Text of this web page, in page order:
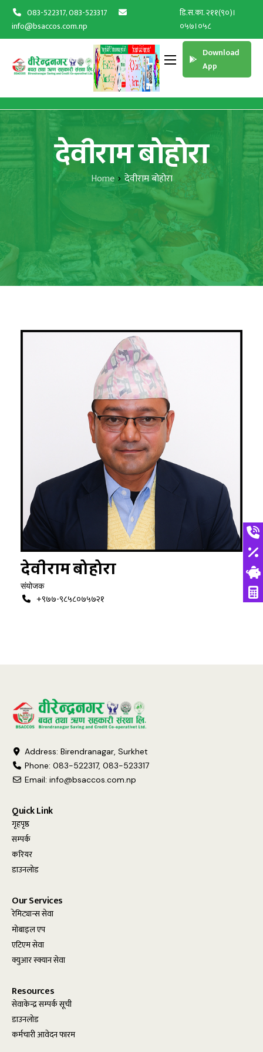
083-522317, 083-523317
info@bsaccos.com.np
डि.स.का. २११(९०)।
०५७।०५८
Download
App
देवीराम बोहोरा
Home देवीराम बोहोरा
देवीराम बोहोरा
संयोजक
+९७७-९८५८०७५७२१
Address: Birendranagar, Surkhet
Phone: 083-522317, 083-523317
Email: info@bsaccos.com.np
Quick Link
गृहपृष्ठ
सम्पर्क
करियर
डाउनलोड
Our Services
रेमिट्यान्स सेवा
मोबाइल एप
एटिएम सेवा
क्युआर स्क्यान सेवा
Resources
सेवाकेन्द्र सम्पर्क सूची
डाउनलोड
कर्मचारी आवेदन फारम